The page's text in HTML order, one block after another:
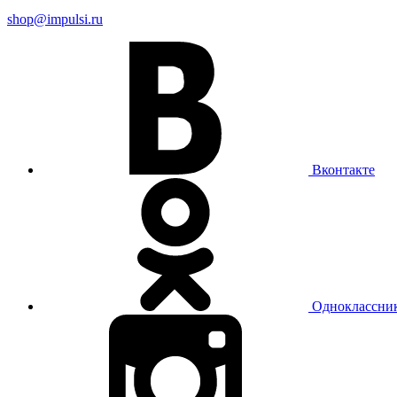
shop@impulsi.ru
Вконтакте